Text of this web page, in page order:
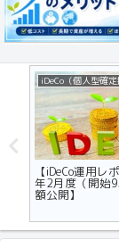
【iDeCo運用レ
年2月度（開始
額公開】